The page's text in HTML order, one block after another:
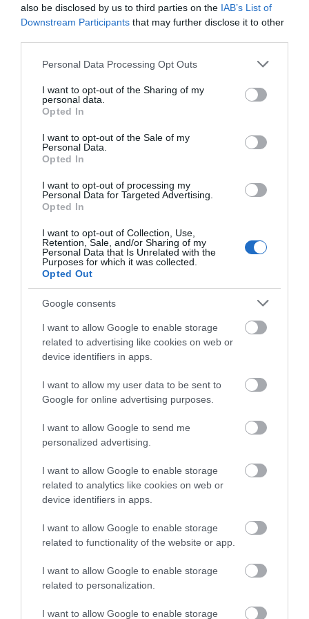
also be disclosed by us to third parties on the IAB’s List of
Downstream Participants that may further disclose it to other
Please note that this website/app uses one or more Google
not limited to your visit or usage behaviour. You may click to
grant or deny consent to Google and its third-party tags to
use your data for below specified purposes in below Google
consent section.
Personal Data Processing Opt Outs
I want to opt-out of the Sharing of my
personal data.
Opted In
I want to opt-out of the Sale of my
Personal Data.
Opted In
I want to opt-out of processing my
Personal Data for Targeted Advertising.
Opted In
I want to opt-out of Collection, Use,
Retention, Sale, and/or Sharing of my
Personal Data that Is Unrelated with the
Purposes for which it was collected.
Opted Out
Google consents
I want to allow Google to enable storage
related to advertising like cookies on web or
device identifiers in apps.
I want to allow my user data to be sent to
Google for online advertising purposes.
I want to allow Google to send me
personalized advertising.
I want to allow Google to enable storage
related to analytics like cookies on web or
device identifiers in apps.
I want to allow Google to enable storage
related to functionality of the website or app.
I want to allow Google to enable storage
related to personalization.
I want to allow Google to enable storage
TAGS: 66ΧΡΟΝΟΣ ΑΝΔΡΟΝΙΑΝΟΙ
ΔΟΛΟΦΟΝΙΑ
ΕΙΔΗΣΕΙΣ
ΕΙΔΗΣΕΙΣ ΣΗΜΕΡΑ ΕΥΒΟΙΑ
ΚΥΜΗ
ΡΟΗ ΕΙΔΗΣΕΩΝ
Αυτός ο δήμος της Εύβοιας πάει
στα δικαστήρια για τις
ανεμογεννήτριες
07.08.2026 | 18:40
Τραγική κατάληξη είχε η
τουρίστα
07.08.2026 | 18:20
Βαρύ πένθος για τον εκπαιδευτικό
από την Εύβοια που έφυγε από τη
07.08.2026 | 18:00
Αυτοψία στα καμένα: 37 σπίτια
κρίθηκαν κατεδαφιστέα στο
Πόρτο Γερμενό
07.08.2026 | 17:40
Εύβοια: Αυτός είναι ο 36χρονος
επιχειρηματίας πού έχασε την
07.08.2026 | 17:20
καρδιακό επεισόδιο ενώ οδηγούσε
07.08.2026 | 17:00
Αυγουστιάτικη απόβαση στην
Εύβοια – «Κόκκινο» πριν από την
07.08.2026 | 16:45
ΠΕΡΙΣΣΟΤΕΡΑ ΑΠΟ ΕΙΔΗΣΕΙΣ ΕΥΒΟΙΑ